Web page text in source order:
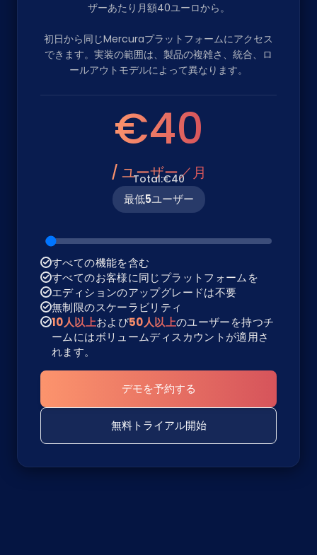
ザーあたり月額40ユーロから。
初日から同じMercuraプラットフォームにアクセス
できます。実装の範囲は、製品の複雑さ、統合、ロ
ールアウトモデルによって異なります。
€40
/ ユーザー／月
Total:€40
最低5ユーザー
すべての機能を含む
すべてのお客様に同じプラットフォームを
エディションのアップグレードは不要
無制限のスケーラビリティ
10人以上および50人以上のユーザーを持つチ
ームにはボリュームディスカウントが適用さ
れます。
デモを予約する
無料トライアル開始